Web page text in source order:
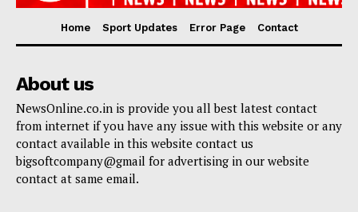
Home Sport Updates Error Page Contact
About us
NewsOnline.co.in is provide you all best latest contact
from internet if you have any issue with this website or any
contact available in this website contact us
bigsoftcompany@gmail for advertising in our website
contact at same email.